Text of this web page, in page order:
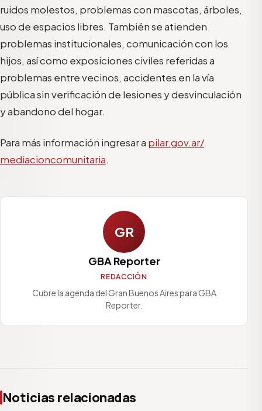
ruidos molestos, problemas con mascotas, árboles,
uso de espacios libres. También se atienden
problemas institucionales, comunicación con los
hijos, así como exposiciones civiles referidas a
problemas entre vecinos, accidentes en la vía
pública sin verificación de lesiones y desvinculación
y abandono del hogar.
Para más información ingresar a pilar.gov.ar/
mediacioncomunitaria.
GR
GBA Reporter
REDACCIÓN
Cubre la agenda del Gran Buenos Aires para GBA
Reporter.
Noticias relacionadas